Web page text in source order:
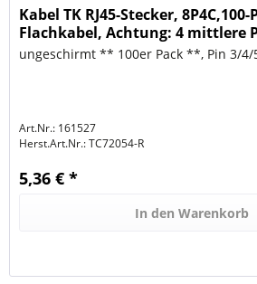
Kabel TK RJ45-Stecker,
Flachkabel, Achtung: 4 mittlere
ungeschirmt ** 100er Pack **, Pin 3/4/
Art.Nr.: 161527
Herst.Art.Nr.:TC72054-R
5,36 € *
In den Warenkorb